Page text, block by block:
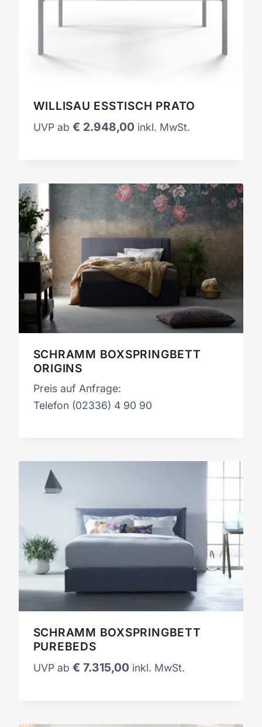
WILLISAU ESSTISCH PRATO
UVP ab € 2.948,00 inkl. MwSt.
SCHRAMM BOXSPRINGBETT
ORIGINS
Preis auf Anfrage:
Telefon (02336) 4 90 90
SCHRAMM BOXSPRINGBETT
PUREBEDS
UVP ab € 7.315,00 inkl. MwSt.